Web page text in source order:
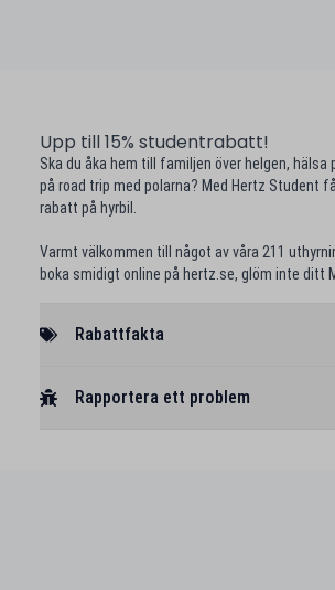
Upp till 15% studentrabatt!
Ska du åka hem till familjen över helgen, hälsa
på road trip med polarna? Med Hertz Student
rabatt på hyrbil.
Varmt välkommen till något av våra 211
boka smidigt online på hertz.se, glöm inte ditt
Rabattfakta
Rapportera ett problem